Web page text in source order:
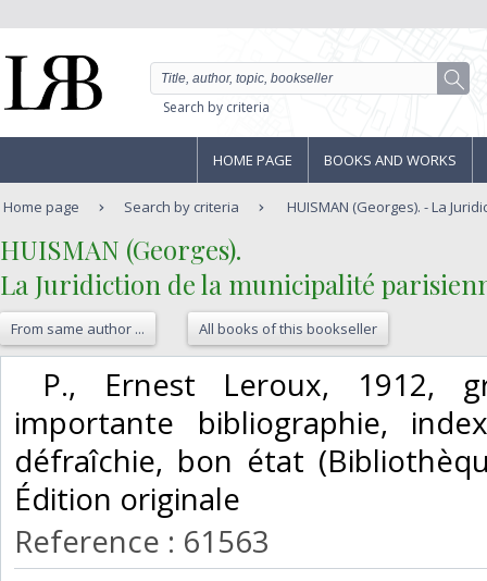
Search by criteria
HOME PAGE BOOKS AND WORKS
Home page Search by criteria HUISMAN (Georges). - La
‎HUISMAN (Georges).‎
‎La Juridiction de la municipalité
From same author ... All books of this bookseller
P., Ernest Leroux, 1912,
importante bibliographie,
défraîchie, bon état
Édition originale‎
Reference : 61563